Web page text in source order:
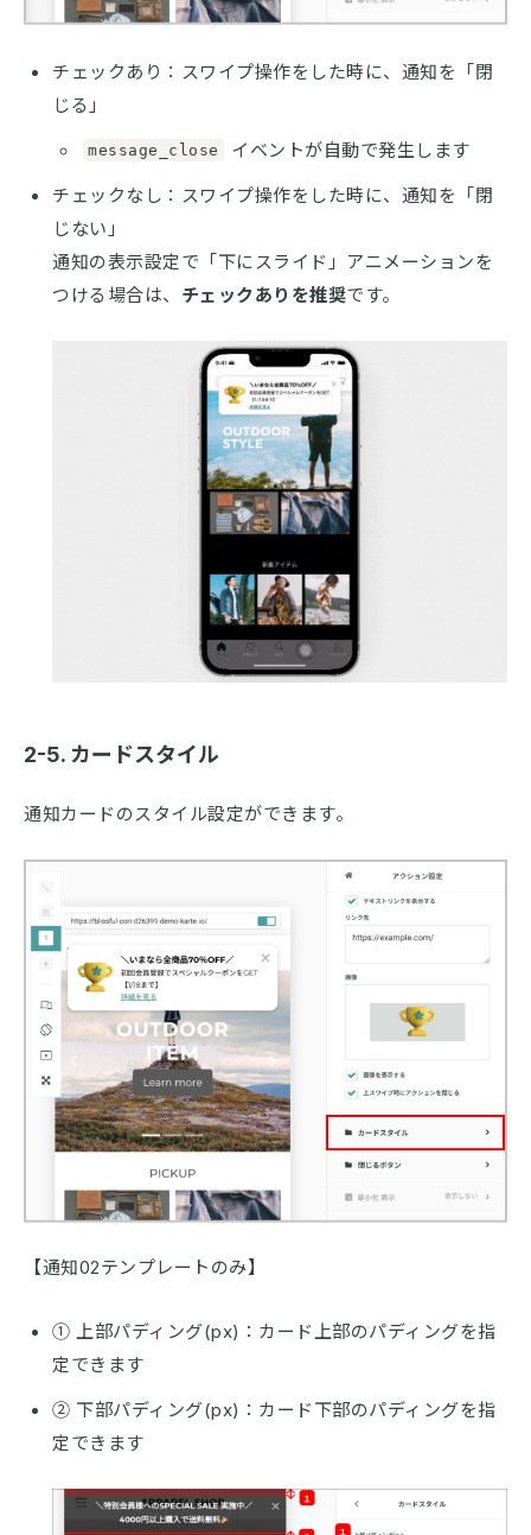
チェックあり：スワイプ操作をした時に、通知を「閉
じる」
message_close
イベントが自動で発生します
チェックなし：スワイプ操作をした時に、通知を「閉
じない」
通知の表示設定で「下にスライド」アニメーションを
つける場合は、 チェックありを推奨です。
2-5. カードスタイル
通知カードのスタイル設定ができます。
【通知02テンプレートのみ】
① 上部パディング(px)：カード上部のパディングを指
定できます
② 下部パディング(px)：カード下部のパディングを指
定できます